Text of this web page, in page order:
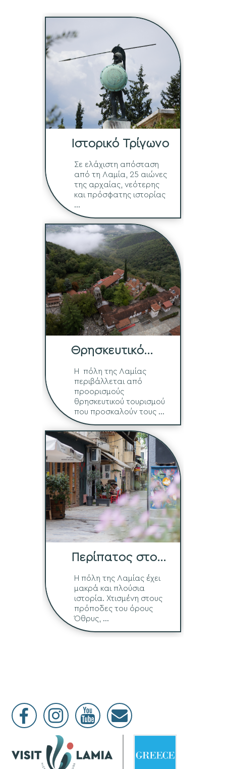
Ιστορικό Τρίγωνο
Σε ελάχιστη απόσταση
από τη Λαμία, 25 αιώνες
της αρχαίας, νεότερης
και πρόσφατης ιστορίας
...
Θρησκευτικό
Τρίγωνο
Η πόλη της Λαμίας
περιβάλλεται από
προορισμούς
θρησκευτικού τουρισμού
που προσκαλούν τους ...
Περίπατος στο
Ιστορικό Κέντρο
Η πόλη της Λαμίας έχει
μακρά και πλούσια
ιστορία. Χτισμένη στους
πρόποδες του όρους
Όθρυς, ...